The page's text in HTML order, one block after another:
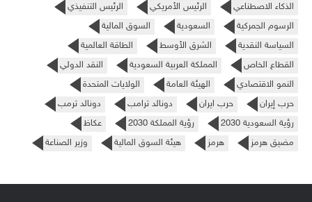
الذكاء الاصطناعي
الرئيس الأمريكي
الرئيس التنفيذي
الرسوم الجمركية
السعودية
السوق المالية
السياسة النقدية
الشرق الأوسط
الطاقة العالمية
القطاع الخاص
المملكة العربية السعودية
النقد الدولي
النمو الاقتصادي
الهيئة العامة
الولايات المتحدة
حرب إيران
حرب ايران دونالد ترامب
دونالد ترمب
رؤية السعودية 2030
رؤية المملكة 2030
عكاظ
مضيق هرمز
هرمز هيئة السوق المالية وزير الصناعة